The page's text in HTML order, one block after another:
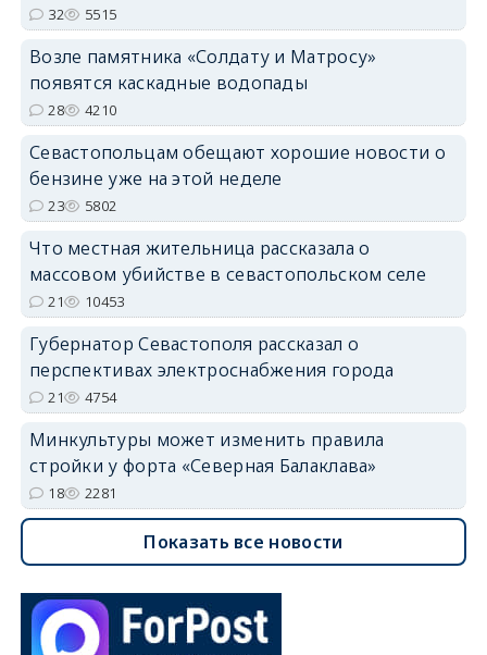
32 5515
Возле памятника «Солдату и Матросу»
появятся каскадные водопады
28 4210
Севастопольцам обещают хорошие новости о
бензине уже на этой неделе
23 5802
Что местная жительница рассказала о
массовом убийстве в севастопольском селе
21 10453
Губернатор Севастополя рассказал о
перспективах электроснабжения города
21 4754
Минкультуры может изменить правила
стройки у форта «Северная Балаклава»
18 2281
Показать все новости